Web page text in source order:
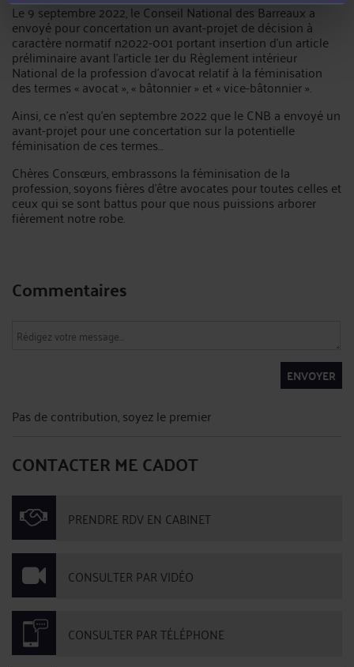
Le 9 septembre 2022, le Conseil National des Barreaux a
envoyé pour concertation un avant-projet de décision à
caractère normatif n2022-001 portant insertion d’un article
préliminaire avant l’article 1er du Règlement intérieur
National de la profession d’avocat relatif à la féminisation
des termes « avocat », « bâtonnier » et « vice-bâtonnier ».
Ainsi, ce n’est qu’en septembre 2022 que le CNB a envoyé un
avant-projet pour une concertation sur la potentielle
féminisation de ces termes…
Chères Consœurs, embrassons la féminisation de la
profession, soyons fières d’être avocates pour toutes celles et
ceux qui se sont battus pour que nous puissions arborer
fièrement notre robe.
Commentaires
ENVOYER
Pas de contribution, soyez le premier
CONTACTER ME CADOT
PRENDRE RDV EN CABINET
CONSULTER PAR VIDÉO
CONSULTER PAR TÉLÉPHONE